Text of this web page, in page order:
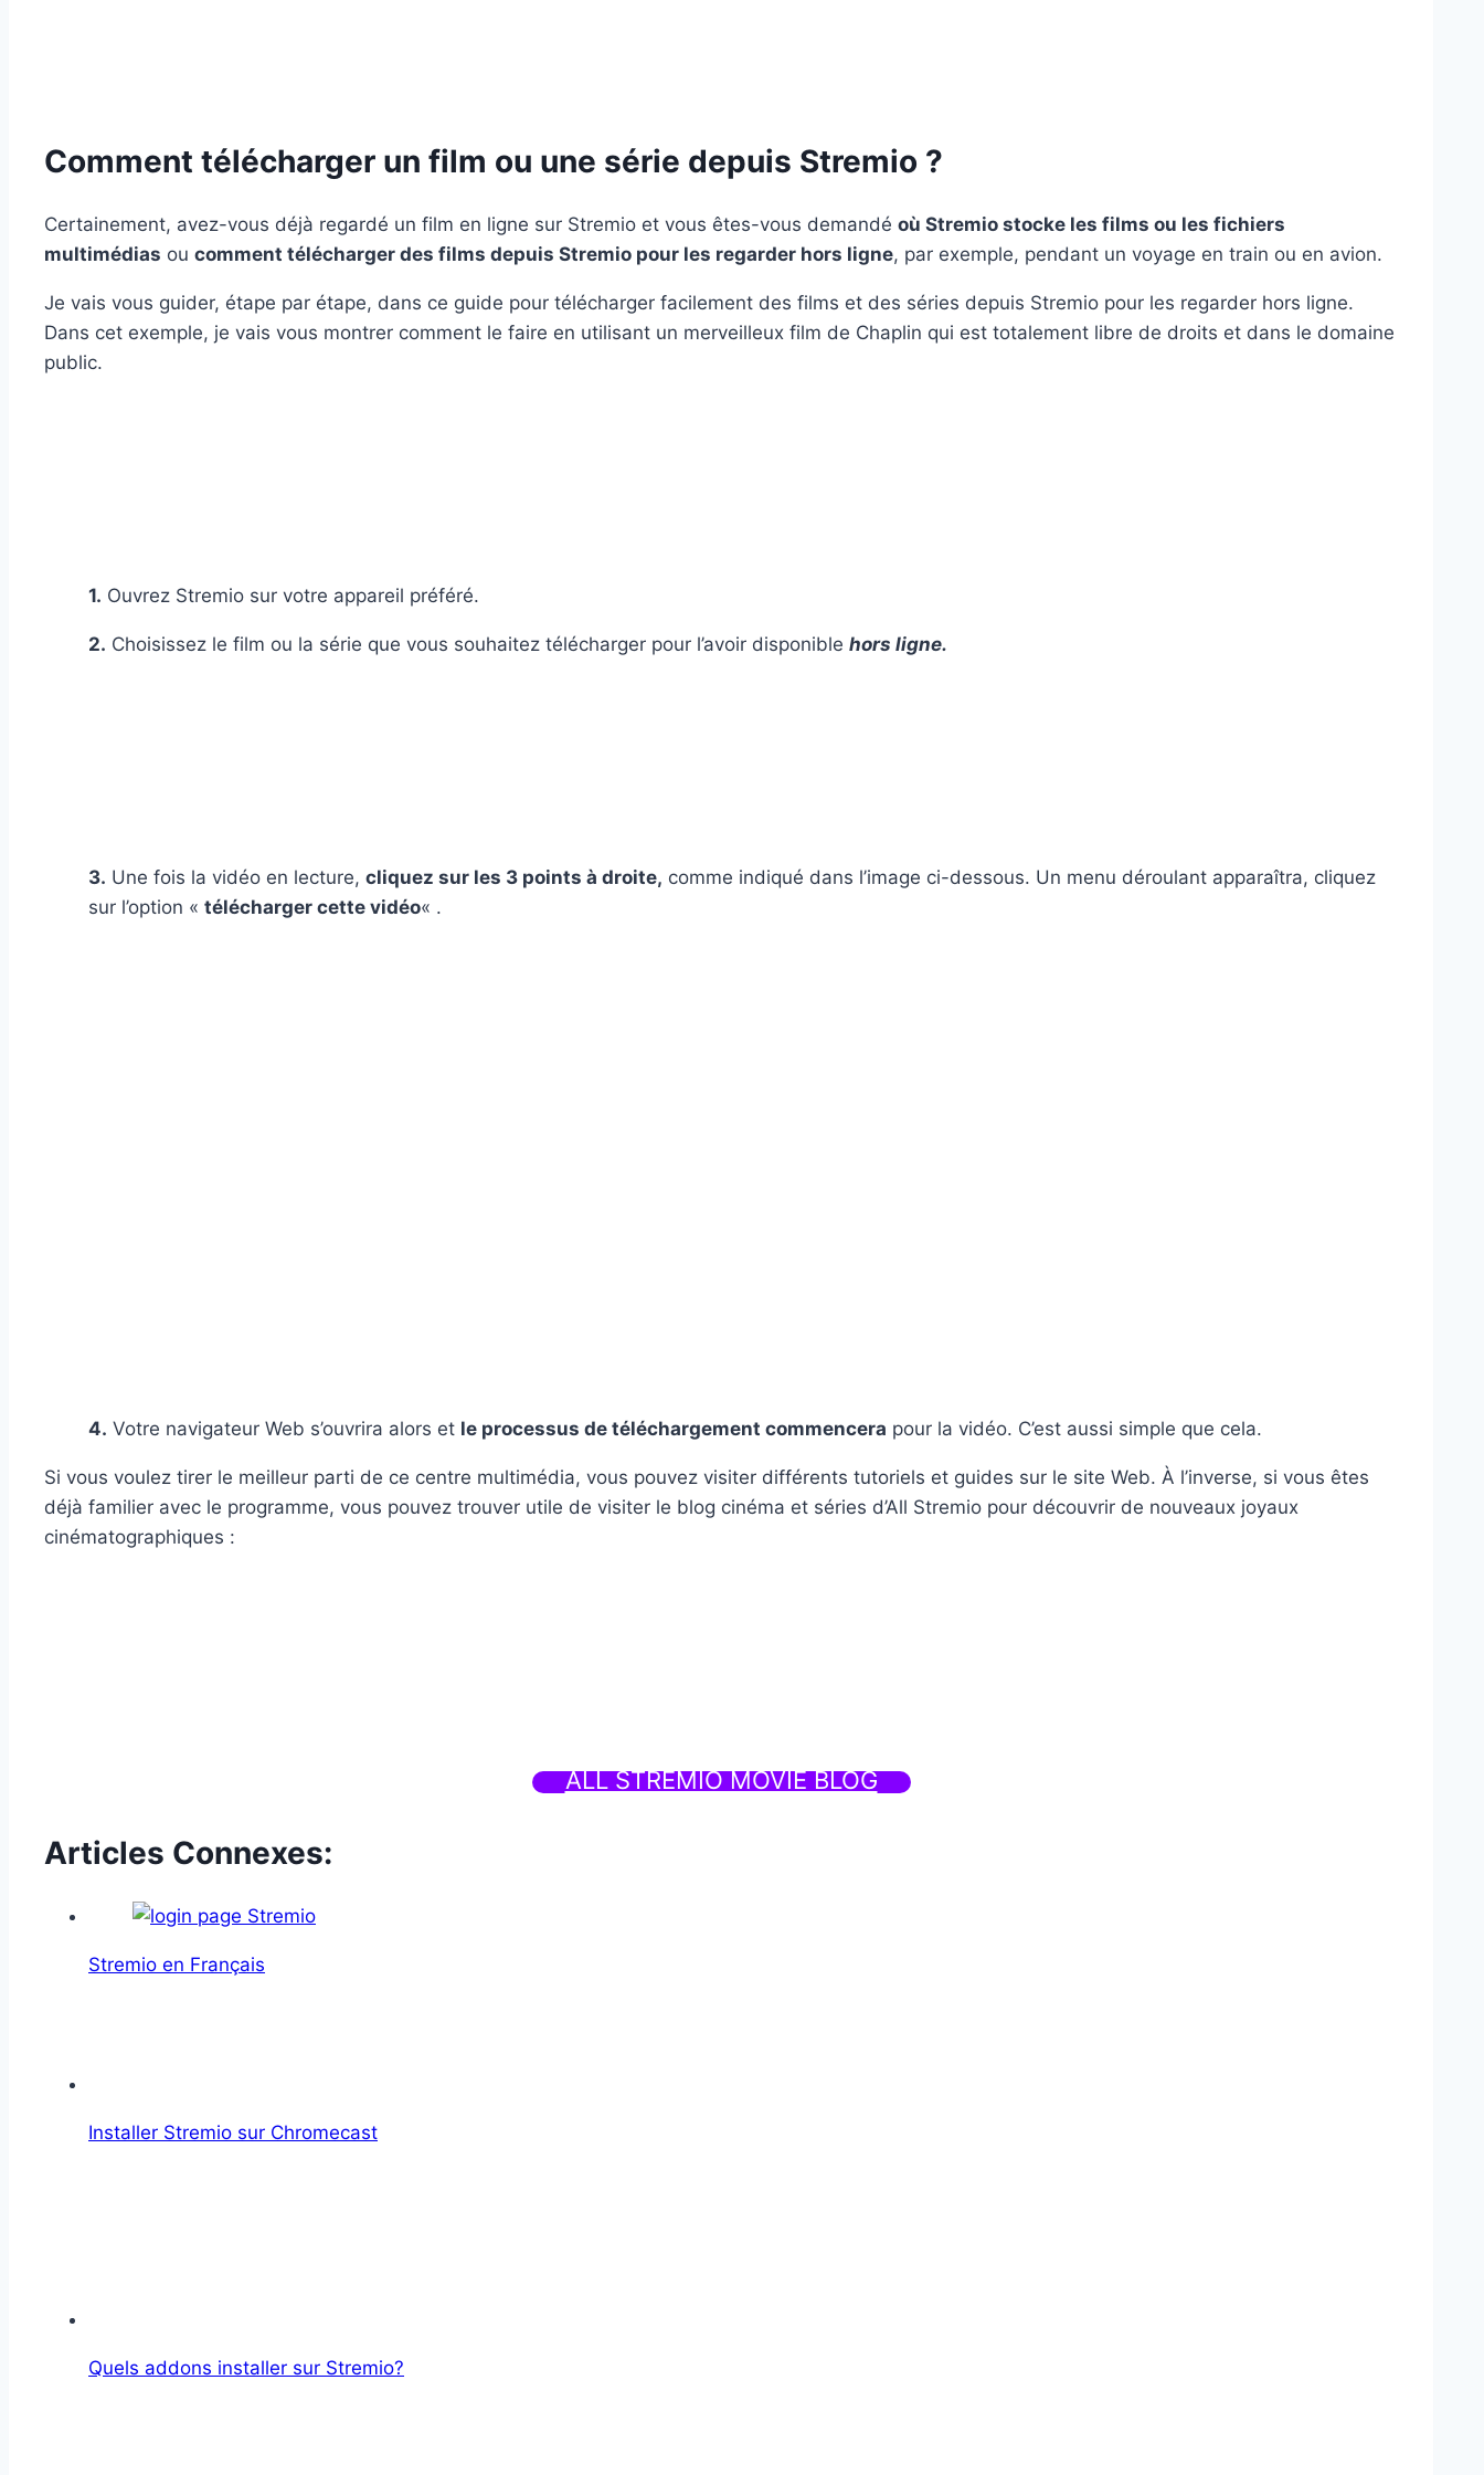
Comment télécharger un film ou une série depuis Stremio ?
Certainement, avez-vous déjà regardé un film en ligne sur Stremio et vous êtes-vous demandé où Stremio stocke les films ou les fichiers
multimédias ou comment télécharger des films depuis Stremio pour les regarder hors ligne, par exemple, pendant un voyage en train ou en avion.
Je vais vous guider, étape par étape, dans ce guide pour télécharger facilement des films et des séries depuis Stremio pour les regarder hors ligne.
Dans cet exemple, je vais vous montrer comment le faire en utilisant un merveilleux film de Chaplin qui est totalement libre de droits et dans le domaine
public.
1. Ouvrez Stremio sur votre appareil préféré.
2. Choisissez le film ou la série que vous souhaitez télécharger pour l’avoir disponible hors ligne.
3. Une fois la vidéo en lecture, cliquez sur les 3 points à droite, comme indiqué dans l’image ci-dessous. Un menu déroulant apparaîtra, cliquez
sur l’option « télécharger cette vidéo« .
4. Votre navigateur Web s’ouvrira alors et le processus de téléchargement commencera pour la vidéo. C’est aussi simple que cela.
Si vous voulez tirer le meilleur parti de ce centre multimédia, vous pouvez visiter différents tutoriels et guides sur le site Web. À l’inverse, si vous êtes
déjà familier avec le programme, vous pouvez trouver utile de visiter le blog cinéma et séries d’All Stremio pour découvrir de nouveaux joyaux
cinématographiques :
ALL STREMIO MOVIE BLOG
Articles Connexes:
Stremio en Français
Installer Stremio sur Chromecast
Quels addons installer sur Stremio?